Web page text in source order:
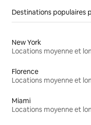
Destinations populaires
New York
Florence
Miami